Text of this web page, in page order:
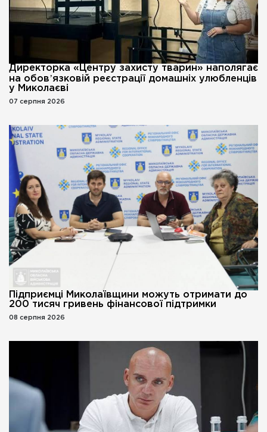
Директорка «Центру захисту тварин» наполягає
на обовʼязковій реєстрації домашніх улюбленців
у Миколаєві
07 серпня 2026
Підприємці Миколаївщини можуть отримати до
200 тисяч гривень фінансової підтримки
08 серпня 2026